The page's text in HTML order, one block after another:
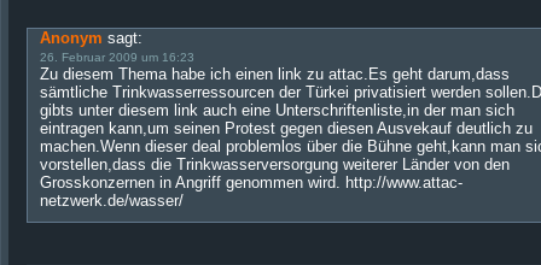
Anonym sagt:
26. Februar 2009 um 16:23
Zu diesem Thema habe ich einen link zu attac.Es geht darum,dass
sämtliche Trinkwasserressourcen der Türkei privatisiert werden
gibts unter diesem link auch eine Unterschriftenliste,in der man sich
eintragen kann,um seinen Protest gegen diesen Ausvekauf deutlich zu
machen.Wenn dieser deal problemlos über die Bühne geht,kann man
vorstellen,dass die Trinkwasserversorgung weiterer Länder von den
Grosskonzernen in Angriff genommen wird. http://www.attac-
netzwerk.de/wasser/